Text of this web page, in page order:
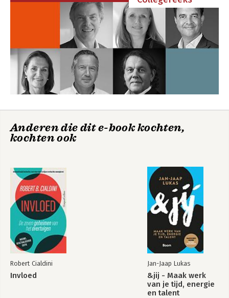
Bekijk alle boeken
Anderen die dit e-book kochten,
kochten ook
Robert Cialdini
Invloed
Jan-Jaap Lukas
&jij - Maak werk
van je tijd, energie
en talent